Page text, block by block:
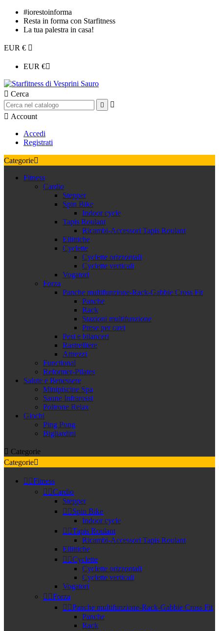
#iorestoinforma
Resta in forma con Starfitness
La tua palestra in casa!
EUR € 
EUR €
 Cerca


 Account
Accedi
Registrati
Categorie
Fitness
Cardio
Stepper
Spin Bike
Indoor cycle
Tapis Roulant
Ricambi-Accessori Tapis Roulant
Ellittiche
Cyclette
Cyclette orizzontali
Cyclette verticali
Vogatori
Forza
Panche multifunzione-Rack-Gabbie Cross Fit
Panche
Rack
Stazioni multifunzione
Prese per cavi
Pesi e bilanceri
Rastrelliere
Attrezzi
Functional
Reformer-Pilates
Salute e Benessere
Minipiscine Spa
Saune Infrarossi
Poltrone Relax
Giochi
Ping Pong
Bigliardini
 Categorie
Categorie
 Fitness
 Cardio
Stepper
 Spin Bike
Indoor cycle
 Tapis Roulant
Ricambi-Accessori Tapis Roulant
Ellittiche
 Cyclette
Cyclette orizzontali
Cyclette verticali
Vogatori
 Forza
 Panche multifunzione-Rack-Gabbie Cross Fit
Panche
Rack